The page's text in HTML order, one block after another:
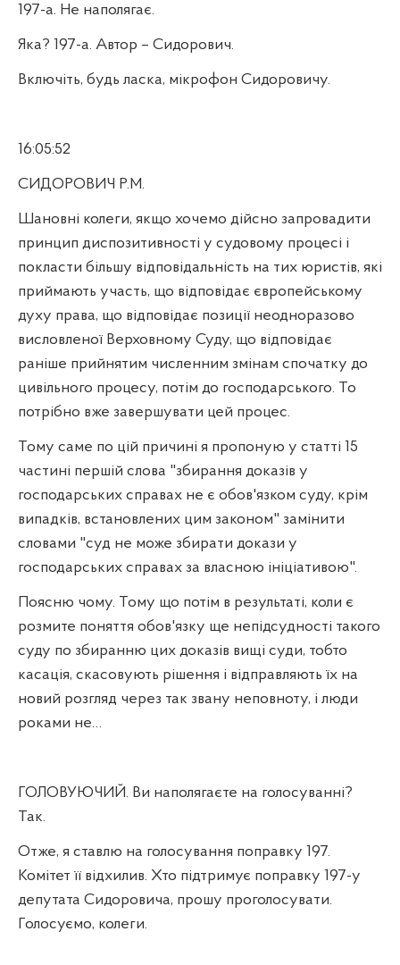
197-а. Не наполягає.
Яка? 197-а. Автор – Сидорович.
Включіть, будь ласка, мікрофон Сидоровичу.
16:05:52
СИДОРОВИЧ Р.М.
Шановні колеги, якщо хочемо дійсно запровадити
принцип диспозитивності у судовому процесі і
покласти більшу відповідальність на тих юристів, які
приймають участь, що відповідає європейському
духу права, що відповідає позиції неодноразово
висловленої Верховному Суду, що відповідає
раніше прийнятим численним змінам спочатку до
цивільного процесу, потім до господарського. То
потрібно вже завершувати цей процес.
Тому саме по цій причині я пропоную у статті 15
частині першій слова "збирання доказів у
господарських справах не є обов'язком суду, крім
випадків, встановлених цим законом" замінити
словами "суд не може збирати докази у
господарських справах за власною ініціативою".
Поясню чому. Тому що потім в результаті, коли є
розмите поняття обов'язку ще непідсудності такого
суду по збиранню цих доказів вищі суди, тобто
касація, скасовують рішення і відправляють їх на
новий розгляд через так звану неповноту, і люди
роками не…
ГОЛОВУЮЧИЙ. Ви наполягаєте на голосуванні?
Так.
Отже, я ставлю на голосування поправку 197.
Комітет її відхилив. Хто підтримує поправку 197-у
депутата Сидоровича, прошу проголосувати.
Голосуємо, колеги.